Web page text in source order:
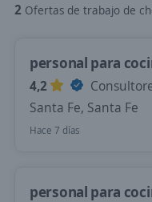
2 Ofertas de trabajo de chef en
personal para
4,2
Santa Fe, Santa Fe
Hace 7 días
personal para